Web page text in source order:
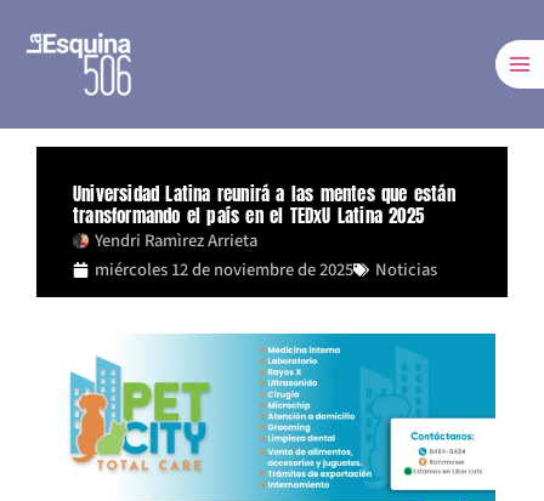
Universidad Latina reunirá a las mentes que están
transformando el país en el TEDxU Latina 2025
Yendri Ramìrez Arrieta
miércoles 12 de noviembre de 2025
Noticias